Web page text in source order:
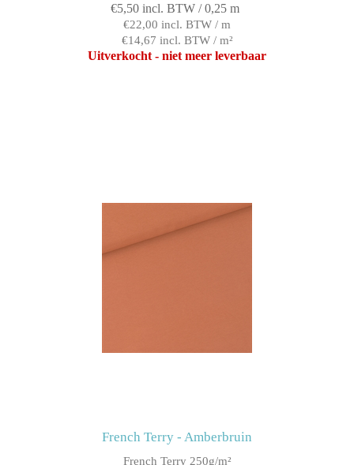
€5,50 incl. BTW / 0,25 m
€22,00 incl. BTW / m
€14,67 incl. BTW / m²
Uitverkocht - niet meer leverbaar
French Terry - Amberbruin
French Terry 250g/m²